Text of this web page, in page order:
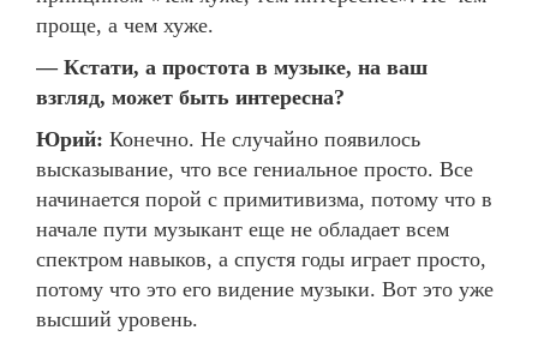
проще, а чем хуже.
— Кстати, а простота в музыке, на ваш
взгляд, может быть интересна?
Юрий: Конечно. Не случайно появилось
высказывание, что все гениальное просто. Все
начинается порой с примитивизма, потому что в
начале пути музыкант еще не обладает всем
спектром навыков, а спустя годы играет просто,
потому что это его видение музыки. Вот это уже
высший уровень.